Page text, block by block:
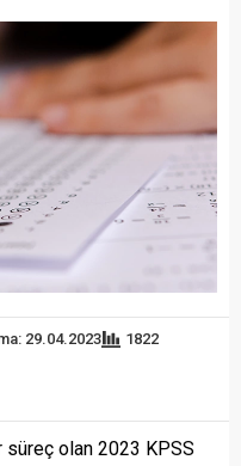
29.04.2023 1822
süreç olan 2023 KPSS